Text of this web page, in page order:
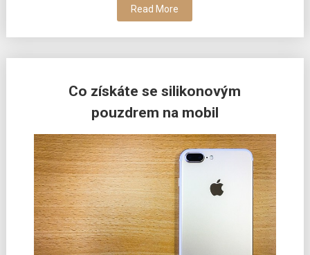
Read More
Co získáte se silikonovým
pouzdrem na mobil